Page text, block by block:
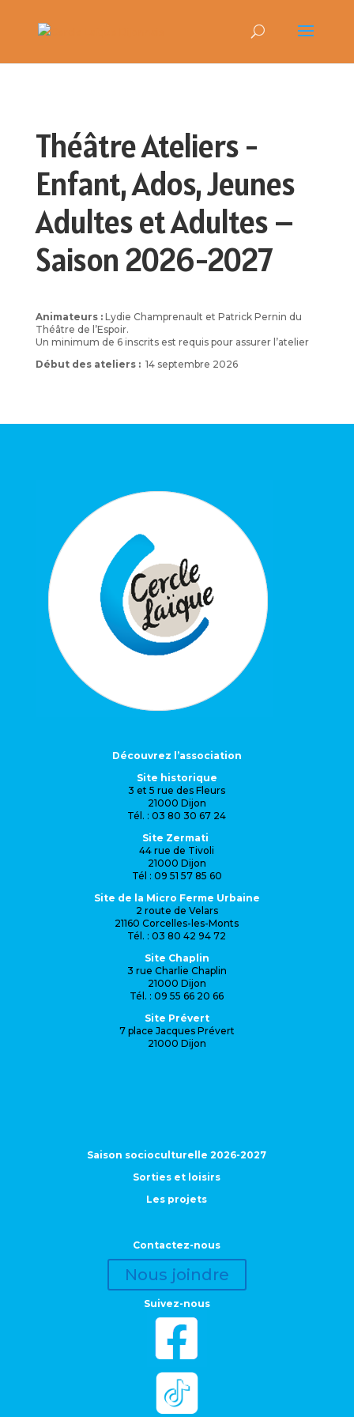
Théâtre Ateliers -
Enfant, Ados, Jeunes
Adultes et Adultes –
Saison 2026-2027
Animateurs :Lydie Champrenault et Patrick Pernin du
Théâtre de l’Espoir.
Un minimum de 6 inscrits est requis pour assurer l’atelier
Début des ateliers :14 septembre 2026
Découvrez l’association
Site historique
3 et 5 rue des Fleurs
21000 Dijon
Tél. : 03 80 30 67 24
Site Zermati
44 rue de Tivoli
21000 Dijon
Tél : 09 51 57 85 60
Site de la Micro Ferme Urbaine
2 route de Velars
21160 Corcelles-les-Monts
Tél. : 03 80 42 94 72
Site Chaplin
3 rue Charlie Chaplin
21000 Dijon
Tél. : 09 55 66 20 66
Site Prévert
7 place Jacques Prévert
21000 Dijon
Saison socioculturelle 2026-2027
Sorties et loisirs
Les projets
Contactez-nous
Nous joindre
Suivez-nous